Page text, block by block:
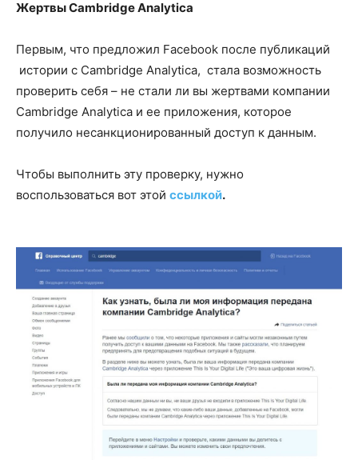
Жертвы Cambridge Analytica
Первым, что предложил Facebook после публикаций
истории с Cambridge Analytica, стала возможность
проверить себя – не стали ли вы жертвами компании
Cambridge Analytica и ее приложения, которое
получило несанкционированный доступ к данным.
Чтобы выполнить эту проверку, нужно
воспользоваться вот этой ссылкой.